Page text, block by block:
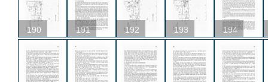
190 191 192 193 194